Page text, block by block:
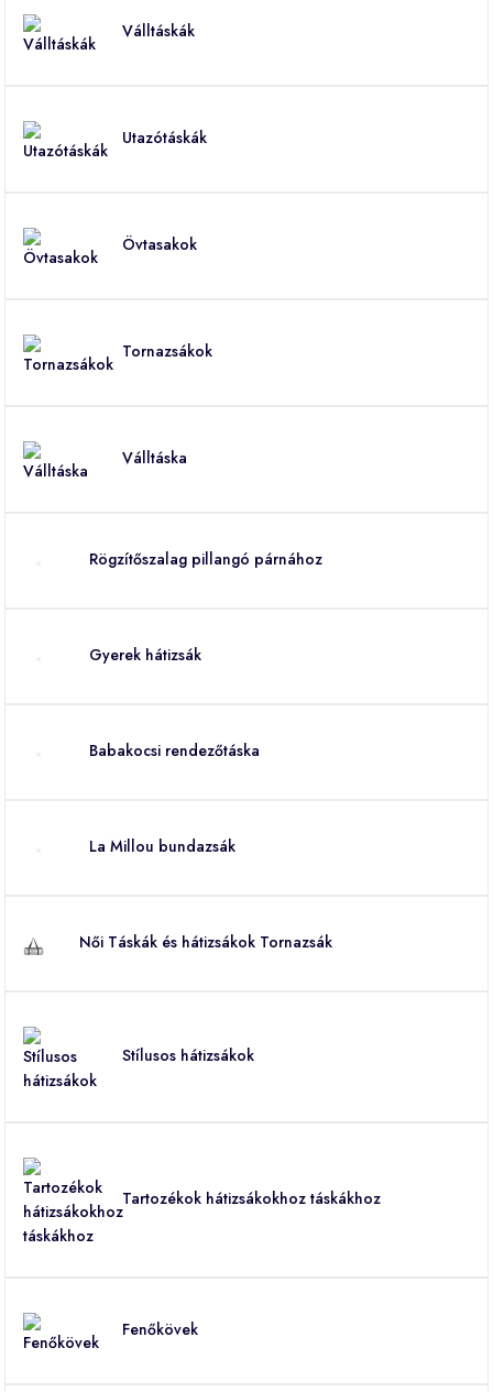
Válltáskák
Utazótáskák
Övtasakok
Tornazsákok
Válltáska
Rögzítőszalag pillangó párnához
Gyerek hátizsák
Babakocsi rendezőtáska
La Millou bundazsák
Női Táskák és hátizsákok Tornazsák
Stílusos hátizsákok
Tartozékok hátizsákokhoz táskákhoz
Fenőkövek